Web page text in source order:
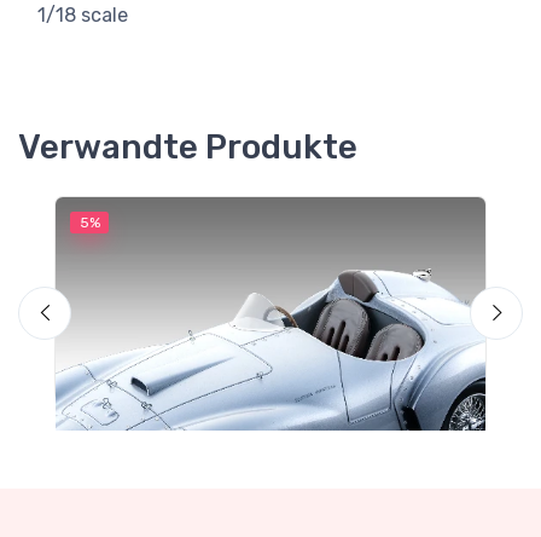
1/18 scale
Verwandte Produkte
5%